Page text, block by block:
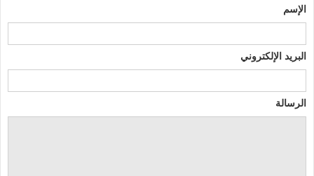
الإسم
البريد الإلكتروني
الرسالة